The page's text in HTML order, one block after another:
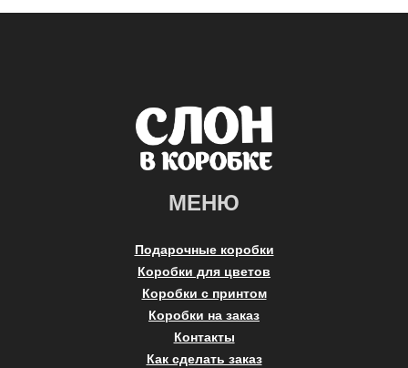
МЕНЮ
Подарочные коробки
Коробки для цветов
Коробки с принтом
Коробки на заказ
Контакты
Как сделать заказ